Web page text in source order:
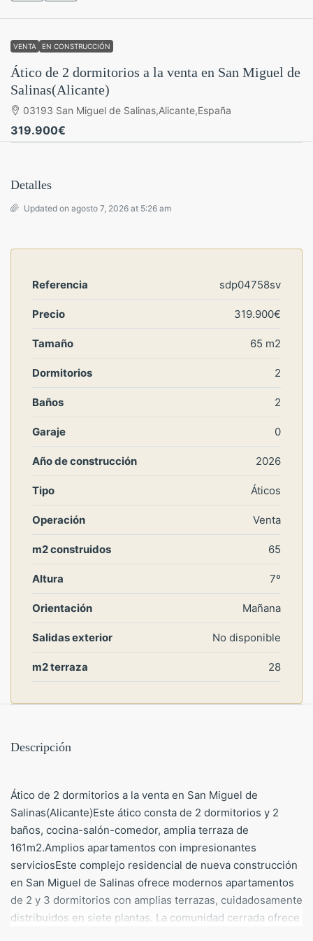
VENTA EN CONSTRUCCIÓN
Ático de 2 dormitorios a la venta en San Miguel de
Salinas(Alicante)
03193 San Miguel de Salinas,Alicante,España
319.900€
Detalles
Updated on agosto 7, 2026 at 5:26 am
Referencia sdp04758sv
Precio 319.900€
Tamaño 65 m2
Dormitorios 2
Baños 2
Garaje 0
Año de construcción 2026
Tipo Áticos
Operación Venta
m2 construidos 65
Altura 7º
Orientación Mañana
Salidas exterior No disponible
m2 terraza 28
Descripción
Ático de 2 dormitorios a la venta en San Miguel de
Salinas(Alicante)Este ático consta de 2 dormitorios y 2
baños, cocina-salón-comedor, amplia terraza de
161m2.Amplios apartamentos con impresionantes
serviciosEste complejo residencial de nueva construcción
en San Miguel de Salinas ofrece modernos apartamentos
de 2 y 3 dormitorios con amplias terrazas, cuidadosamente
distribuidos en siete plantas. La comunidad cerrada ofrece